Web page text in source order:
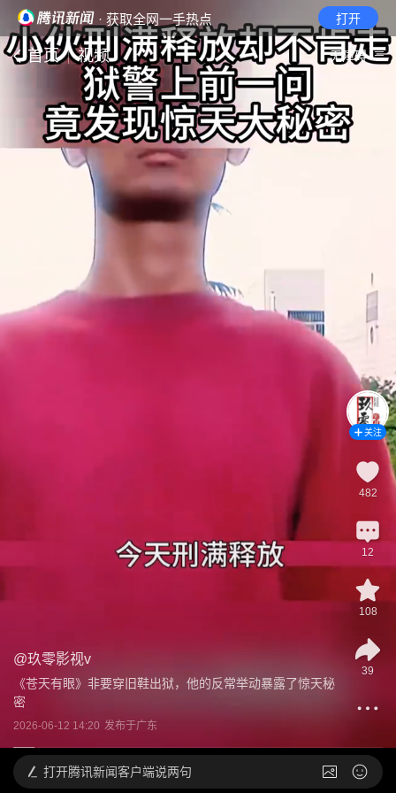
· 获取全网一手热点 打开
首页 视频 无障碍
@玖零影视v
《苍天有眼》非要穿旧鞋出狱，他的反常举动暴露了惊天秘
密
2026-06-12 14:20 发布于广东
关注
482
12
108
39
打开腾讯新闻客户端说两句